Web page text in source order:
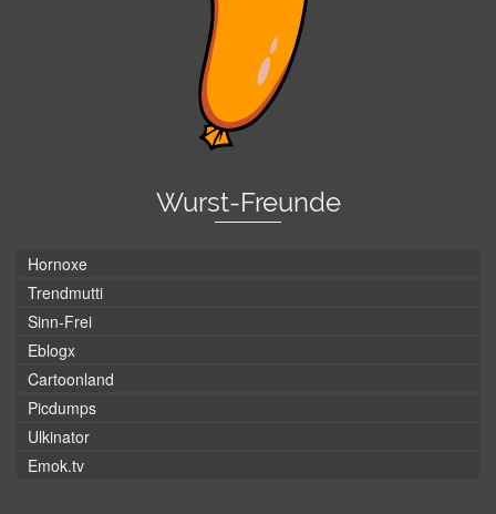
Wurst-Freunde
Hornoxe
Trendmutti
Sinn-Frei
Eblogx
Cartoonland
Picdumps
Ulkinator
Emok.tv